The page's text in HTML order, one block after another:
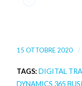
15 OTTOBRE 2020 /
TAGS: DIGITAL
DYNAMICS 365